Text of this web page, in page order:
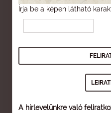
Írja be a képen látható
A hírlevelünkre való